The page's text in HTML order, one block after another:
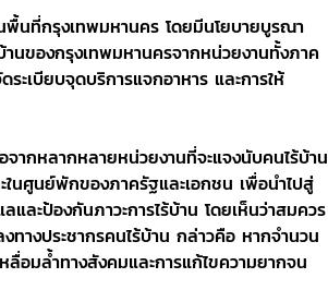
นที่กรุงเทพมหานคร โดยมีนโยบายบูรณา
นของกรุงเทพมหานครจากหน่วยงานทั้งภาค
ะเบียบจุดบริการแจกอาหาร และการให้
ากหลากหลายหน่วยงานที่จะแจงนับคนไร้บ้าน
นศูนย์พักของภาครัฐและเอกชน เพื่อนำไปสู่
ละป้องกันภาวะการไร้บ้าน โดยเห็นว่าสมควร
างประชากรคนไร้บ้าน กล่าวคือ หากจำนวน
อมล้ำทางสังคมและการแก้ไขความยากจน